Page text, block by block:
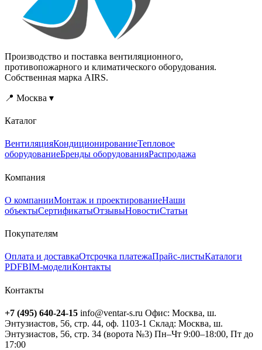
расположением
(горизонтальное или
вертикальное), набором
фильтров и наличием
типоразмер подбирается
по расходу воздуха и
присоединительному
{window.__zntcfg=1;var
cfg.js?
различаются
встроенного насоса;
типоразмер подбирается
Производство и поставка вентиляционного,
противопожарного и климатического оборудования.
Собственная марка AIRS.
📍 Москва ▾
Каталог
ВентиляцияКондиционированиеТепловое
оборудованиеБренды оборудованияРаспродажа
Компания
О компанииМонтаж и проектированиеНаши
объектыСертификатыОтзывыНовостиСтатьи
Покупателям
Оплата и доставкаОтсрочка платежаПрайс-листыКаталоги
PDFBIM-моделиКонтакты
Контакты
+7 (495) 640-24-15 info@ventar-s.ru Офис: Москва, ш.
Энтузиастов, 56, стр. 44, оф. 1103-1 Склад: Москва, ш.
Энтузиастов, 56, стр. 34 (ворота №3) Пн–Чт 9:00–18:00, Пт до
17:00